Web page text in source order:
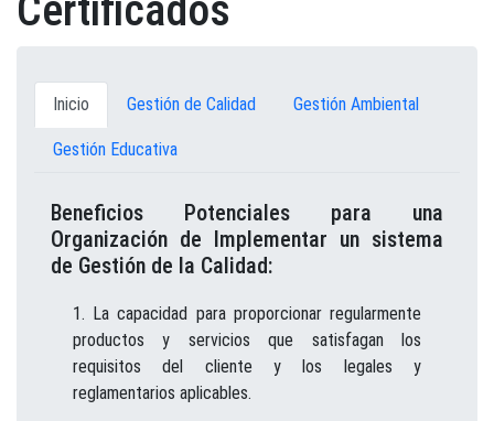
Certificados
Inicio Gestión de Calidad Gestión Ambiental
Gestión Educativa
Beneficios Potenciales para una
Organización de Implementar un sistema
de Gestión de la Calidad:
La capacidad para proporcionar regularmente
productos y servicios que satisfagan los
requisitos del cliente y los legales y
reglamentarios aplicables.